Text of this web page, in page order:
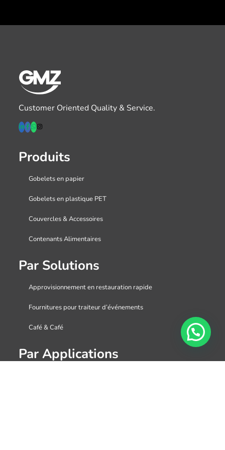
Customer Oriented Quality & Service.
Produits
Gobelets en papier
Gobelets en plastique PET
Couvercles & Accessoires
Contenants Alimentaires
Par Solutions
Approvisionnement en restauration rapide
Fournitures pour traiteur d’événements
Café & Café
Par Applications